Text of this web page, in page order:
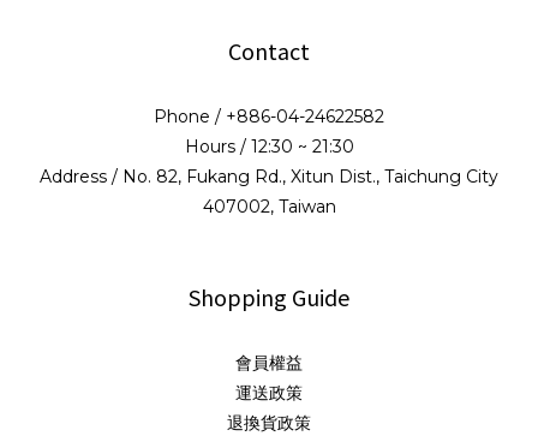
Contact
Phone / +886-04-24622582
Hours / 12:30 ~ 21:30
Address / No. 82, Fukang Rd., Xitun Dist., Taichung City
407002, Taiwan
Shopping Guide
會員權益
運送政策
退換貨政策